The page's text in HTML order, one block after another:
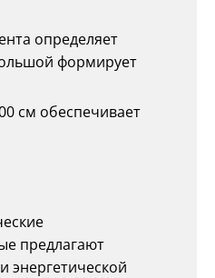
определяет
формирует
см обеспечивает
предлагают